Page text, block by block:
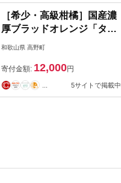
［希少・高級柑橘］国産濃
厚ブラッドオレンジ「タロ
ッコ種」約3kg★2027年4
［TM148］
和歌山県 高野町
寄付金額: 12,000円
5サイトで掲載中